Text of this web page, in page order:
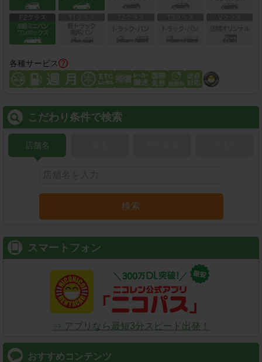
各種サービス
こだわり条件で検索
店舗名
検索
スマートフォン
⇒ アプリなら最短3分スピード出発！
おすすめコンテンツ